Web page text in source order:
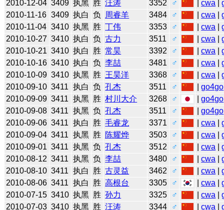
2010-12-04 3409 执黑 胜 汪涛 3352 ♂ |cwa |
2010-11-16 3409 执白 负 周睿羊 3484 ♂ |cwa |
2010-11-04 3410 执黑 胜 丁伟 3353 ♂ |cwa |
2010-10-27 3410 执白 负 古力 3511 ♂ |cwa |
2010-10-21 3410 执白 胜 常昊 3392 ♂ |cwa |
2010-10-16 3410 执白 负 李喆 3481 ♂ |cwa |
2010-10-09 3410 执黑 胜 王昊洋 3368 ♂ |cwa |
2010-09-10 3411 执白 负 孔杰 3511 ♂ |go4go
2010-09-09 3411 执黑 胜 村川大介 3268 ♂ |go4go
2010-09-08 3411 执黑 负 孔杰 3511 ♂ |go4go
2010-09-06 3411 执白 胜 毛睿龙 3371 ♂ |cwa |
2010-09-04 3411 执黑 胜 陈耀烨 3503 ♂ |cwa |
2010-09-01 3411 执黑 负 孔杰 3512 ♂ |cwa |
2010-08-12 3411 执黑 负 李喆 3480 ♂ |cwa |
2010-08-10 3411 执白 胜 古灵益 3462 ♂ |cwa |
2010-08-06 3411 执白 胜 高根台 3305 ♂ |cwa |
2010-07-15 3410 执黑 胜 孙力 3325 ♂ |cwa |
2010-07-03 3410 执黑 胜 汪涛 3344 ♂ |cwa |